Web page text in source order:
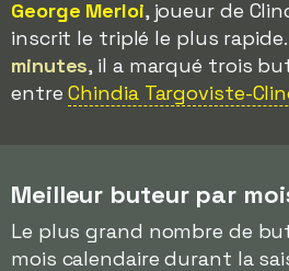
George Merloi, joueur de
inscrit le triplé le plus rapide.
minutes, il a marqué trois
entreChindia Targoviste-
Meilleur buteur par
Le plus grand nombre de
mois calendaire durant la